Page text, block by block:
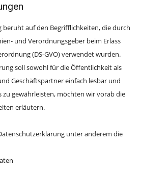
beruht auf den Begrifflichkeiten, die durch
und Verordnungsgeber beim Erlass
(DS-GVO) verwendet wurden.
soll sowohl für die Öffentlichkeit als
Geschäftspartner einfach lesbar und
zu gewährleisten, möchten wir vorab die
erläutern.
unter anderem die